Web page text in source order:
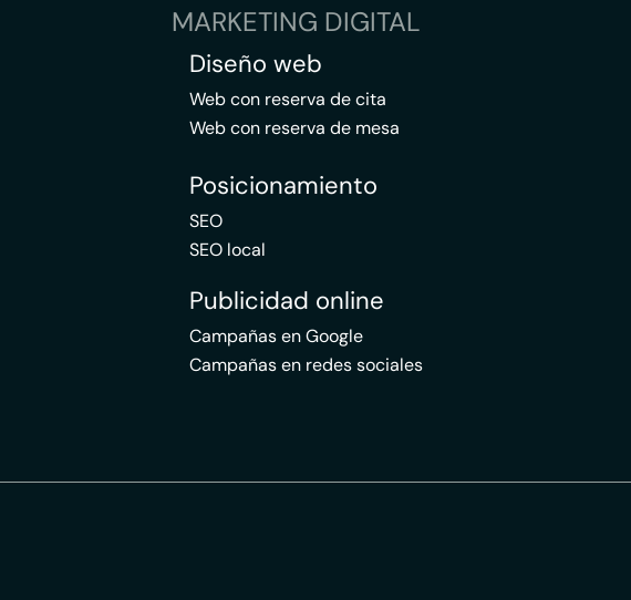
MARKETING DIGITAL
Diseño web
Web con reserva de cita
Web con reserva de mesa
Posicionamiento
SEO
SEO local
Publicidad online
Campañas en Google
Campañas en redes sociales